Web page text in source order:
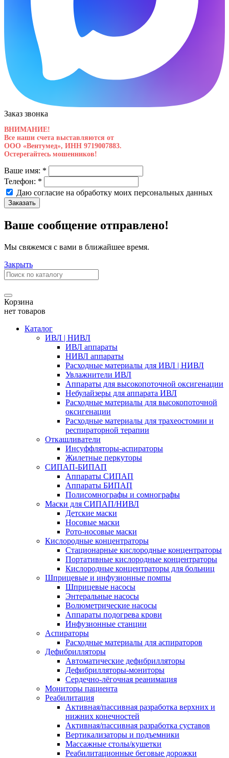
Заказ звонка
ВНИМАНИЕ!
Все наши счета выставляются от
ООО «Вентумед», ИНН 9719007883.
Остерегайтесь мошенников!
Ваше имя: *
Телефон: *
Даю согласие на обработку моих персональных данных
Заказать
Ваше сообщение отправлено!
Мы свяжемся с вами в ближайшее время.
Закрыть
Корзина
нет товаров
Каталог
ИВЛ | НИВЛ
ИВЛ аппараты
НИВЛ аппараты
Расходные материалы для ИВЛ | НИВЛ
Увлажнители ИВЛ
Аппараты для высокопоточной оксигенации
Небулайзеры для аппарата ИВЛ
Расходные материалы для высокопоточной
оксигенации
Расходные материалы для трахеостомии и
респираторной терапии
Откашливатели
Инсуффляторы-аспираторы
Жилетные перкуторы
CИПАП-БИПАП
Аппараты СИПАП
Аппараты БИПАП
Полисомнографы и сомнографы
Маски для СИПАП/НИВЛ
Детские маски
Носовые маски
Рото-носовые маски
Кислородные концентраторы
Стационарные кислородные концентраторы
Портативные кислородные концентраторы
Кислородные концентраторы для больниц
Шприцевые и инфузионные помпы
Шприцевые насосы
Энтеральные насосы
Волюметрические насосы
Аппараты подогрева крови
Инфузионные станции
Аспираторы
Расходные материалы для аспираторов
Дефибрилляторы
Автоматические дефибрилляторы
Дефибрилляторы-мониторы
Сердечно-лёгочная реанимация
Мониторы пациента
Реабилитация
Активная/пассивная разработка верхних и
нижних конечностей
Активная/пассивная разработка суставов
Вертикализаторы и подъемники
Массажные столы/кушетки
Реабилитационные беговые дорожки